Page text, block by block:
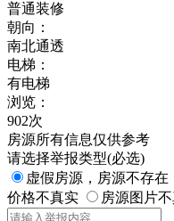
普通装修
朝向：
南北通透
电梯：
有电梯
浏览：
902次
房源所有信息仅供参考
请选择举报类型(必选)
虚假房源，房源不存在
价格不真实
房源图片